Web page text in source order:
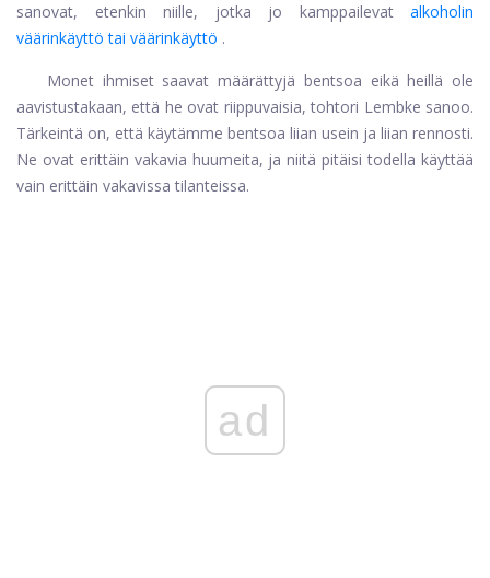
sanovat, etenkin niille, jotka jo kamppailevat
alkoholin
väärinkäyttö tai väärinkäyttö .
Monet ihmiset saavat määrättyjä bentsoa eikä heillä ole
aavistustakaan, että he ovat riippuvaisia, tohtori Lembke sanoo.
Tärkeintä on, että käytämme bentsoa liian usein ja liian rennosti.
Ne ovat erittäin vakavia huumeita, ja niitä pitäisi todella käyttää
vain erittäin vakavissa tilanteissa.
ad